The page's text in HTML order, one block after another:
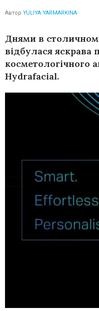
Автор YULIYA YARMARKINA
Днями в
відбулася яскрава
косметологічного
Hydrafacial.